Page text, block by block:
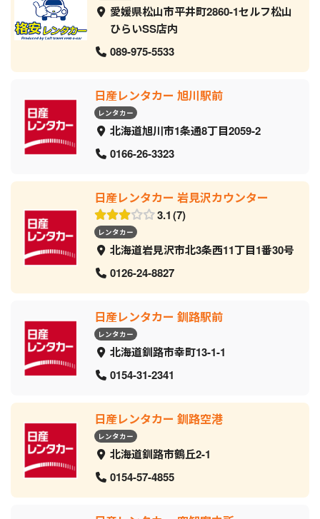
愛媛県松山市平井町2860-1セルフ松山
ひらいSS店内
089-975-5533
日産レンタカー 旭川駅前
レンタカー
北海道旭川市1条通8丁目2059‐2
0166-26-3323
日産レンタカー 岩見沢カウンター
3.1 7
レンタカー
北海道岩見沢市北3条西11丁目1番30号
0126-24-8827
日産レンタカー 釧路駅前
レンタカー
北海道釧路市幸町13-1-1
0154-31-2341
日産レンタカー 釧路空港
レンタカー
北海道釧路市鶴丘2-1
0154-57-4855